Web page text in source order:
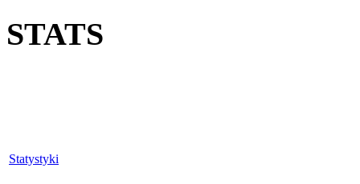
STATS
Statystyki